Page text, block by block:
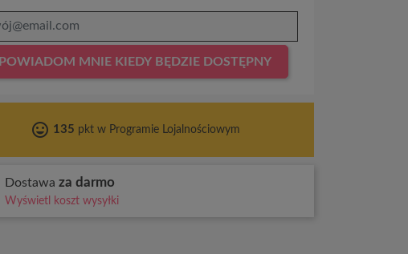
POWIADOM MNIE KIEDY BĘDZIE DOSTĘPNY
tag_faces 135 pkt w Programie Lojalnościowym
Dostawa za darmo
Wyświetl koszt wysyłki